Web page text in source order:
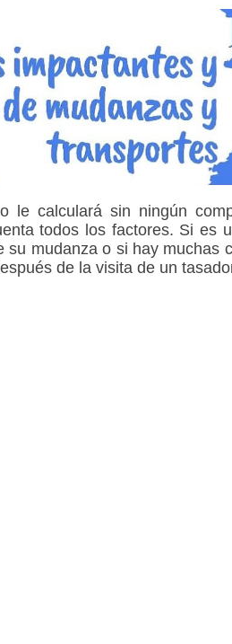
le calculará sin ningún
todos los factores. Si es
mudanza o si hay muchas
de la visita de un